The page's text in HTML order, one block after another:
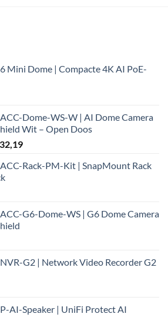
Mini Dome | Compacte 4K AI PoE-
Dome-WS-W | AI Dome Camera
Wit – Open Doos
Huidige
is:
Rack-PM-Kit | SnapMount Rack
G6-Dome-WS | G6 Dome Camera
G2 | Network Video Recorder G2
AI-Speaker | UniFi Protect AI